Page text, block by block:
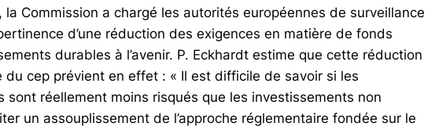
la Commission a chargé les autorités européennes de surveillance
d’une réduction des exigences en matière de fonds
durables à l’avenir. P. Eckhardt estime que cette réduction
du cep prévient en effet : « Il est difficile de savoir si les
sont réellement moins risqués que les investissements non
un assouplissement de l’approche réglementaire fondée sur le